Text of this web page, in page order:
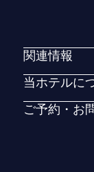
関連情報
当ホテルに
ご予約・お